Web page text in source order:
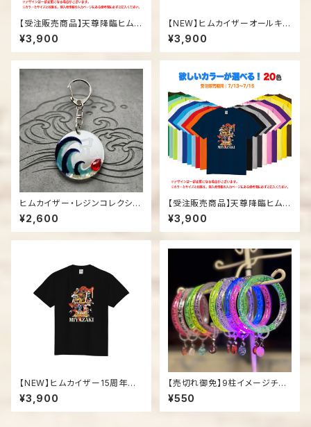
【受注販売商品】天尊降臨ヒムカ
イザー「オールキャラTシャツ」
¥3,900
【NEW】ヒムカイザーオールキャ
ラTシャツ
¥3,900
ヒムカイザー・レジンコレクショ
ン03「ホデリ」
¥2,600
【受注販売商品】天尊降臨ヒムカ
イザー「15周年記念Tシャツ」
¥3,900
【NEW】ヒムカイザー15周年記
念Tシャツ
¥3,900
【売切れ御免】9柱イメージチャ
ーム付き光るブレスレット
¥550